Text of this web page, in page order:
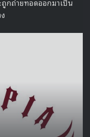
Generation